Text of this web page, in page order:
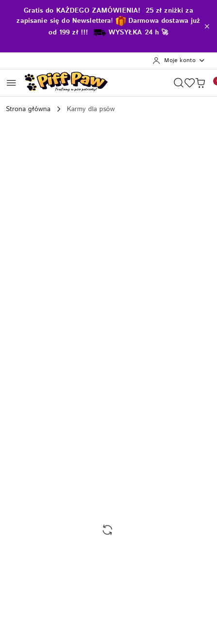
Przejdź do treści głównej
Przejdź do wyszukiwarki
Przejdź do moje konto
Przejdź do menu głównego
Przejdź do opisu produktu
Przejdź do stopki
Gratis do KAŻDEGO ZAMÓWIENIA! 25 zł zniżki za
zapisanie się do Newslettera! Darmowa dostawa już
od 199 zł !!!
WYSYŁKA 24 h 🚀
Moje konto
Strona główna Karmy dla psów